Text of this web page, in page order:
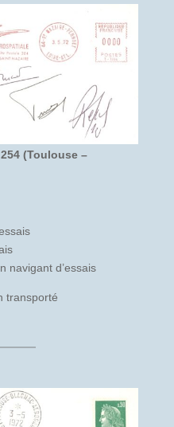
(Toulouse –
navigant d’essais
transporté